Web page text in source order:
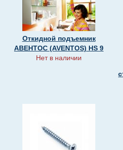
Откидной подъемник
АВЕНТОС (AVENTOS) HS 9
Нет в наличии